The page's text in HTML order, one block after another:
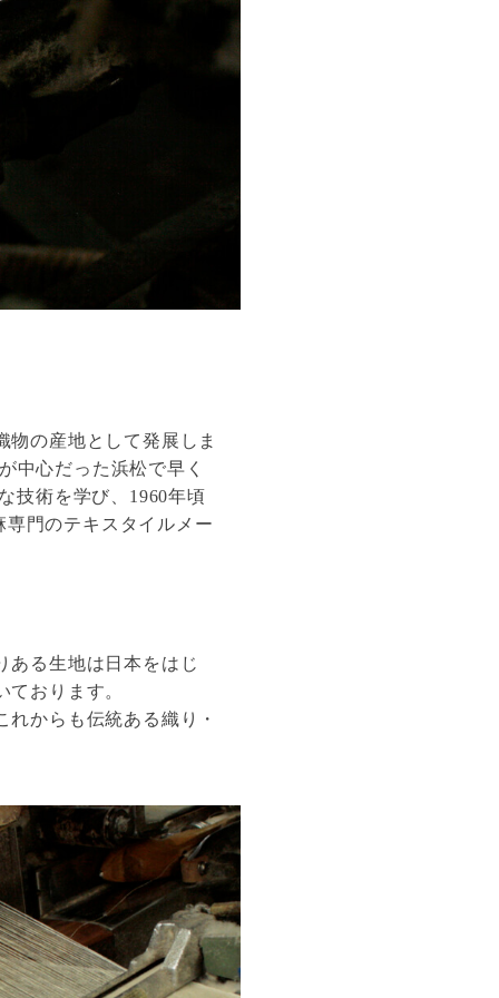
の産地として発展しま
中心だった浜松で早く
技術を学び、1960年頃
門のテキスタイルメー
ある生地は日本をはじ
おります。
からも伝統ある織り・